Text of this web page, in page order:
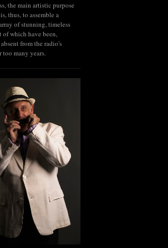
the main artistic purpose
thus, to assemble a
of stunning, timeless
of which have been,
from the radio's
too many years.